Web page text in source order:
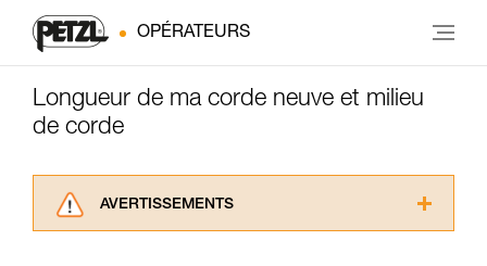
OPÉRATEURS
Longueur de ma corde neuve et milieu
de corde
AVERTISSEMENTS